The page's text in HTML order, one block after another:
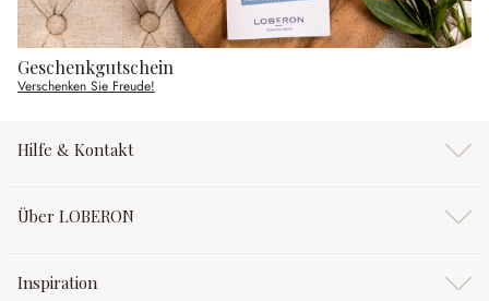
Geschenkgutschein
Verschenken Sie Freude!
Hilfe & Kontakt
Über LOBERON
Inspiration